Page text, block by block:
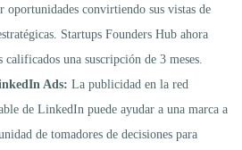
oportunidades convirtiendo sus vistas de
Startups Founders Hub ahora
una suscripción de 3 meses.
Ads: La publicidad en la red
de LinkedIn puede ayudar a una marca a
de tomadores de decisiones para